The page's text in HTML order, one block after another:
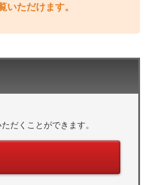
いただけます。
だくことができます。